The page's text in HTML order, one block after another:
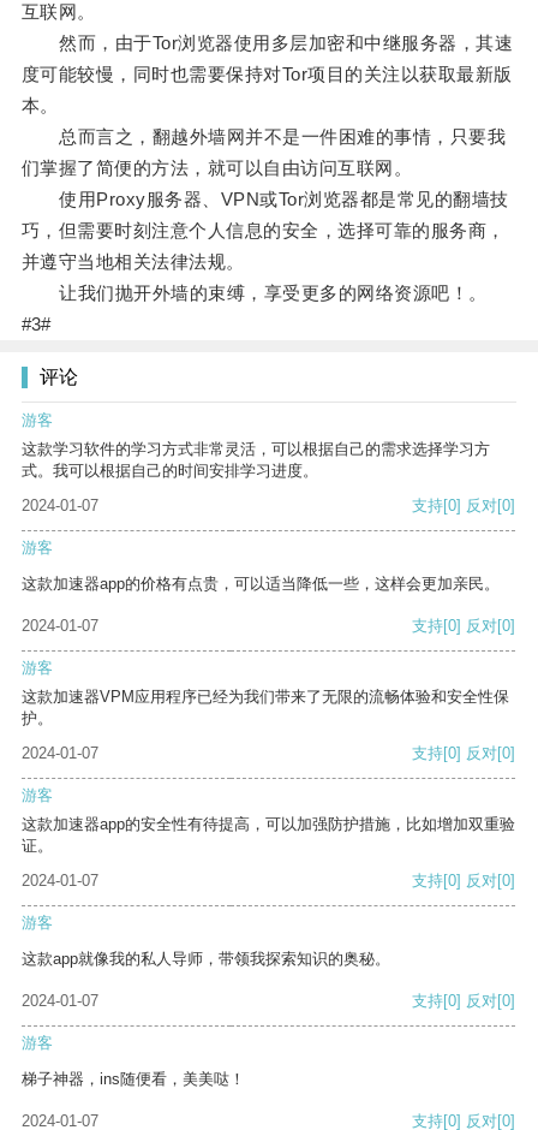
互联网。
然而，由于Tor浏览器使用多层加密和中继服务器，其速
度可能较慢，同时也需要保持对Tor项目的关注以获取最新版
本。
总而言之，翻越外墙网并不是一件困难的事情，只要我
们掌握了简便的方法，就可以自由访问互联网。
使用Proxy服务器、VPN或Tor浏览器都是常见的翻墙技
巧，但需要时刻注意个人信息的安全，选择可靠的服务商，
并遵守当地相关法律法规。
让我们抛开外墙的束缚，享受更多的网络资源吧！。
#3#
评论
游客
这款学习软件的学习方式非常灵活，可以根据自己的需求选择学习方
式。我可以根据自己的时间安排学习进度。
2024-01-07
支持[0] 反对[0]
游客
这款加速器app的价格有点贵，可以适当降低一些，这样会更加亲民。
2024-01-07 支持[0] 反对[0]
游客
这款加速器VPM应用程序已经为我们带来了无限的流畅体验和安全性保
护。
2024-01-07
支持[0] 反对[0]
游客
这款加速器app的安全性有待提高，可以加强防护措施，比如增加双重验
证。
2024-01-07
支持[0] 反对[0]
游客
这款app就像我的私人导师，带领我探索知识的奥秘。
2024-01-07 支持[0] 反对[0]
游客
梯子神器，ins随便看，美美哒！
2024-01-07 支持[0] 反对[0]